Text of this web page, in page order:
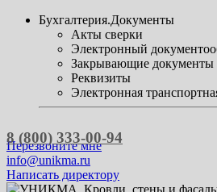
Бухгалтерия.Документы
Акты сверки
Электронный
Закрывающие документы
Реквизиты
Электронная
8 (800) 333-00-94
Перезвоните мне
info@unikma.ru
Написать директору